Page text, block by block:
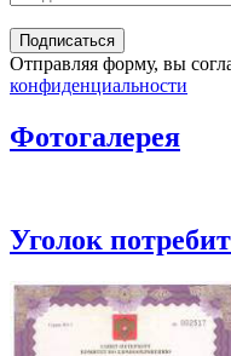
Отправляя форму, вы
конфиденциальности
Фотогалерея
Уголок